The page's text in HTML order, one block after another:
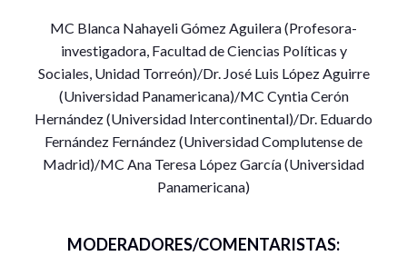
MC Blanca Nahayeli Gómez Aguilera (Profesora-
investigadora, Facultad de Ciencias Políticas y
Sociales, Unidad Torreón)/Dr. José Luis López Aguirre
(Universidad Panamericana)/MC Cyntia Cerón
Hernández (Universidad Intercontinental)/Dr. Eduardo
Fernández Fernández (Universidad Complutense de
Madrid)/MC Ana Teresa López García (Universidad
Panamericana)
MODERADORES/COMENTARISTAS: